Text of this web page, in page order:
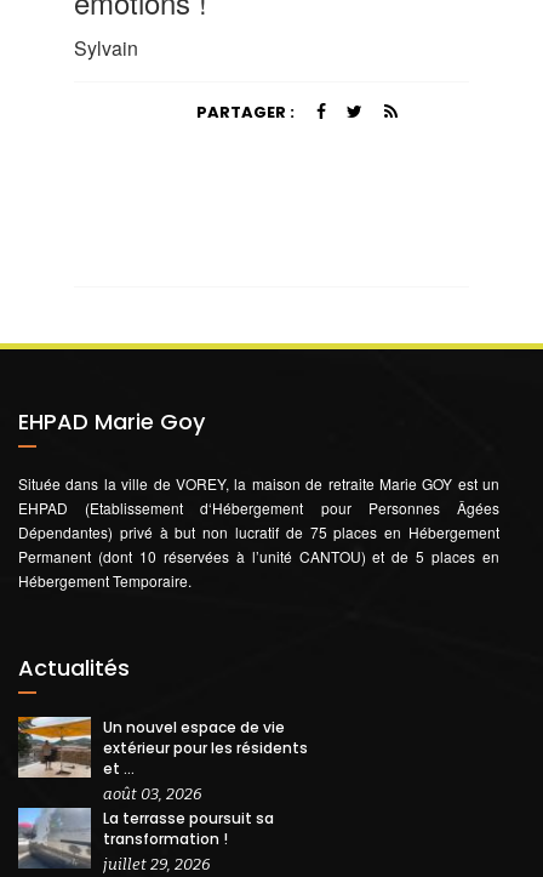
Sylvain
PARTAGER :
EHPAD Marie Goy
Située dans la ville de VOREY, la maison de retraite Marie GOY est un
EHPAD (Etablissement d‘Hébergement pour Personnes Âgées
Dépendantes) privé à but non lucratif de 75 places en Hébergement
Permanent (dont 10 réservées à l’unité CANTOU) et de 5 places en
Hébergement Temporaire.
Actualités
Un nouvel espace de vie
extérieur pour les résidents
et ...
août 03, 2026
La terrasse poursuit sa
transformation !
juillet 29, 2026